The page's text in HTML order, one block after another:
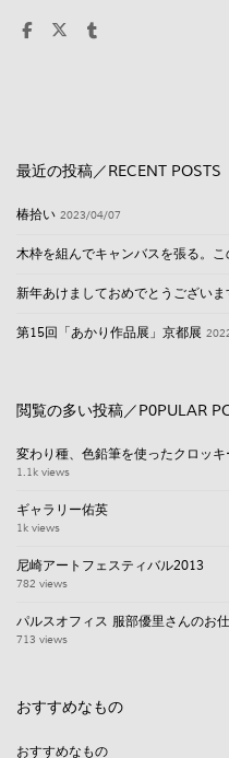
最近の投稿／RECENT POSTS
椿拾い 2023/04/07
木枠を組んでキャンバスを張る。こ
新年あけましておめでとうございま
第15回「あかり作品展」京都展
閲覧の多い投稿／P0PULAR
変わり種、色鉛筆を使ったクロッキ
1.1k views
ギャラリー佑英
1k views
尼崎アートフェスティバル2013
782 views
パルスオフィス 服部優里さんのお
713 views
おすすめなもの
おすすめなもの